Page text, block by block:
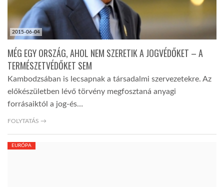
2015-06-04
MÉG EGY ORSZÁG, AHOL NEM SZERETIK A JOGVÉDŐKET – A
TERMÉSZETVÉDŐKET SEM
Kambodzsában is lecsapnak a társadalmi szervezetekre. Az
előkészületben lévő törvény megfosztaná anyagi
forrásaiktól a jog-és…
FOLYTATÁS →
EURÓPA